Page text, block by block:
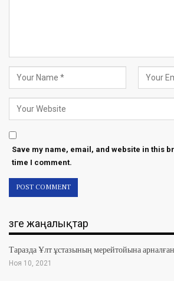
Save my name, email, and website in this
time I comment.
Өзге жаңалықтар
Таразда Ұлт ұстазының мерейтойына
Ноя 10, 2021